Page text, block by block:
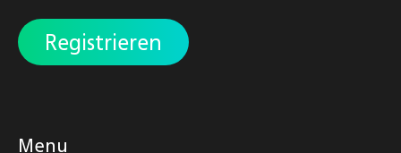
Registrieren
Menu